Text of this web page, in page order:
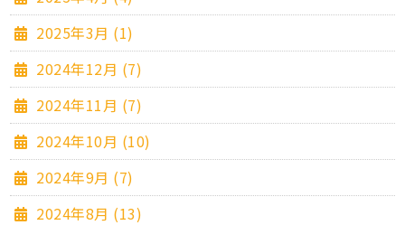
2025年3月 (1)
2024年12月 (7)
2024年11月 (7)
2024年10月 (10)
2024年9月 (7)
2024年8月 (13)